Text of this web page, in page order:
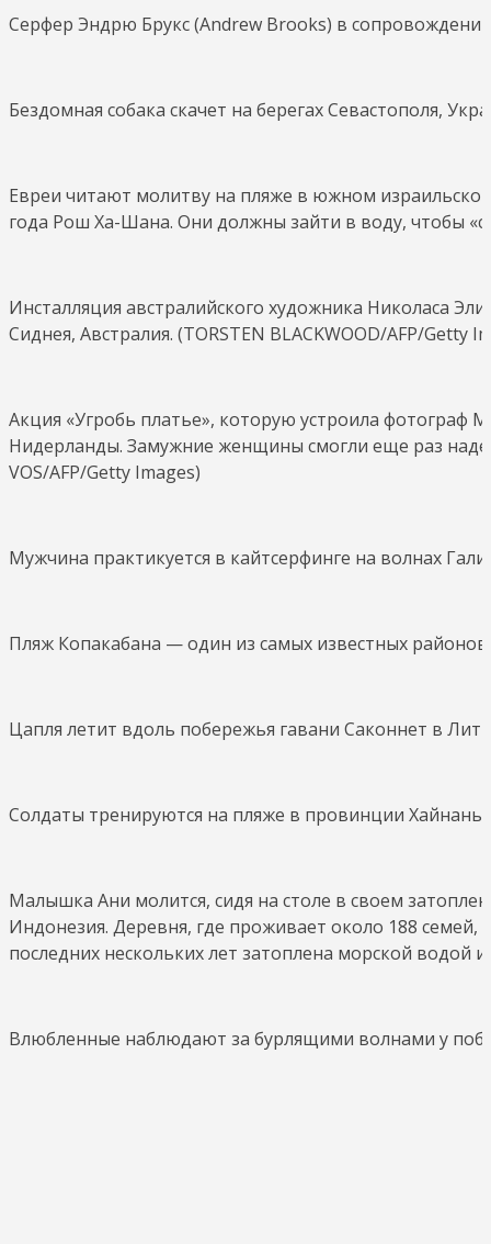
Серфер Эндрю Брукс (Andrew Brooks) в
Бездомная собака скачет на берегах Севастополя,
Евреи читают молитву на пляже в южном
года Рош Ха-Шана. Они должны зайти в воду, чтобы
Инсталляция австралийского художника Николаса
Сиднея, Австралия. (TORSTEN BLACKWOOD/AFP/Getty
Акция «Угробь платье», которую устроила фотограф
Нидерланды. Замужние женщины смогли еще раз
VOS/AFP/Getty Images)
Мужчина практикуется в кайтсерфинге на волнах
Пляж Копакабана — один из самых известных
Цапля летит вдоль побережья гавани Саконнет в
Солдаты тренируются на пляже в провинции Хайнань,
Малышка Ани молится, сидя на столе в своем
Индонезия. Деревня, где проживает около 188
последних нескольких лет затоплена морской водой
Влюбленные наблюдают за бурлящими волнами у